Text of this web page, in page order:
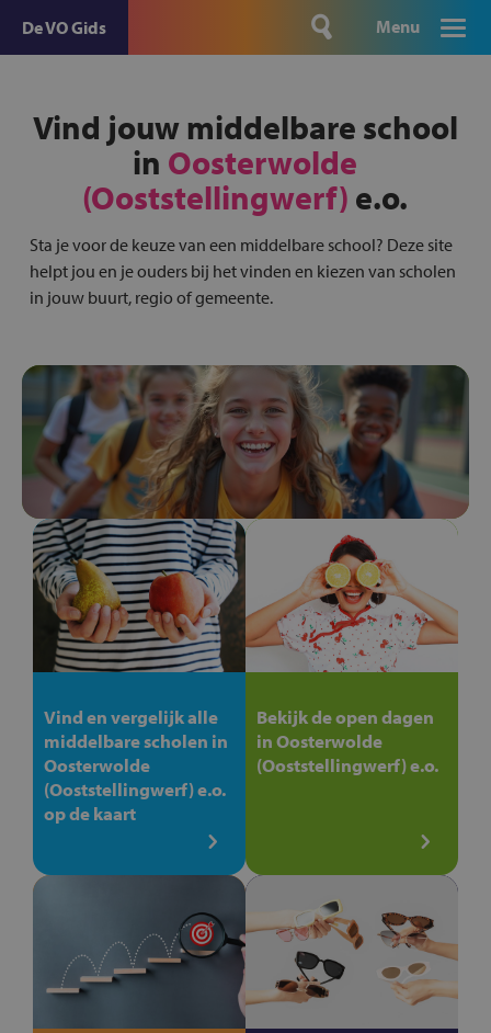
De VO Gids Menu
Vind jouw middelbare school
in Oosterwolde
(Ooststellingwerf) e.o.
Sta je voor de keuze van een middelbare school? Deze site
helpt jou en je ouders bij het vinden en kiezen van scholen
in jouw buurt, regio of gemeente.
Vind en vergelijk alle
middelbare scholen in
Oosterwolde
(Ooststellingwerf) e.o.
op de kaart
Bekijk de open dagen
in Oosterwolde
(Ooststellingwerf) e.o.